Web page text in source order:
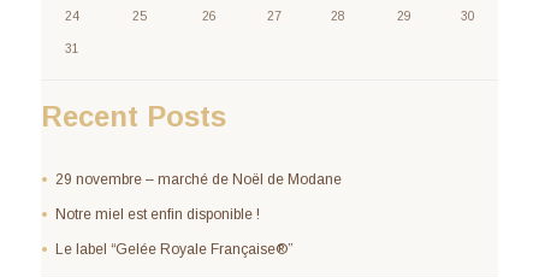
24 25 26 27 28 29 30
31
Recent Posts
29 novembre – marché de Noël de Modane
Notre miel est enfin disponible !
Le label “Gelée Royale Française®”